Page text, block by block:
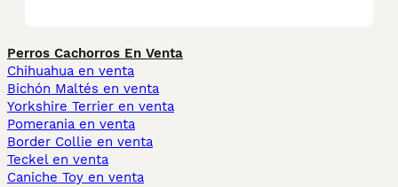
Perros Cachorros En Venta
Chihuahua en venta
Bichón Maltés en venta
Yorkshire Terrier en venta
Pomerania en venta
Border Collie en venta
Teckel en venta
Caniche Toy en venta